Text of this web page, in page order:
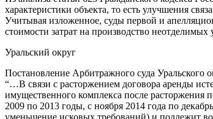
характеристики объекта, то есть улучшения
Учитывая изложенное, суды первой и
стоимости затрат на производство
Уральский округ
Постановление Арбитражного суда Уральского
“…В связи с расторжением договора аренды
имущественного комплекса после
2009 по 2013 годы, с ноября 2014 года по